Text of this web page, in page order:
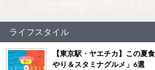
ライフスタイル
【東京駅・ヤエチカ】この夏
やり＆スタミナグルメ」6選